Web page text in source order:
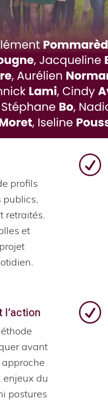
profils
publics,
retraités.
et
R
l’action
avant
approche
enjeux du
postures
R